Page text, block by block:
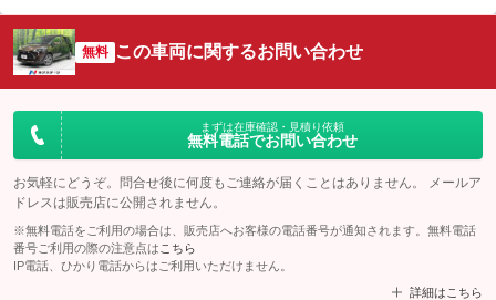
無料 この車両に関するお問い合わせ
まずは在庫確認・見積り依頼
無料電話でお問い合わせ
お気軽にどうぞ。問合せ後に何度もご連絡が届くことはありません。 メールア
ドレスは販売店に公開されません。
※無料電話をご利用の場合は、販売店へお客様の電話番号が通知されます。無料電話
番号ご利用の際の注意点は こちら
IP電話、ひかり電話からはご利用いただけません。
詳細はこちら